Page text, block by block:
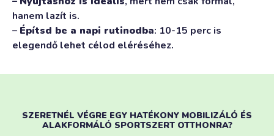
hanem lazít is.
– Építsd be a napi rutinodba: 10-15 perc is
elegendő lehet célod eléréséhez.
SZERETNÉL VÉGRE EGY HATÉKONY MOBILIZÁLÓ ÉS
ALAKFORMÁLÓ SPORTSZERT OTTHONRA?